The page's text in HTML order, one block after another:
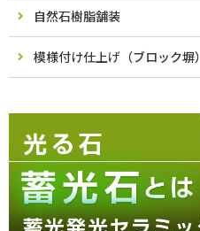
自然石樹脂舗装
模様付け仕上げ（ブロック塀）